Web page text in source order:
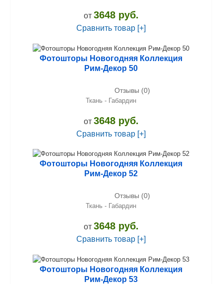
от 3648 руб.
Сравнить товар [+]
Фотошторы Новогодняя Коллекция
Рим-Декор 50
Отзывы (0)
Ткань - Габардин
от 3648 руб.
Сравнить товар [+]
Фотошторы Новогодняя Коллекция
Рим-Декор 52
Отзывы (0)
Ткань - Габардин
от 3648 руб.
Сравнить товар [+]
Фотошторы Новогодняя Коллекция
Рим-Декор 53